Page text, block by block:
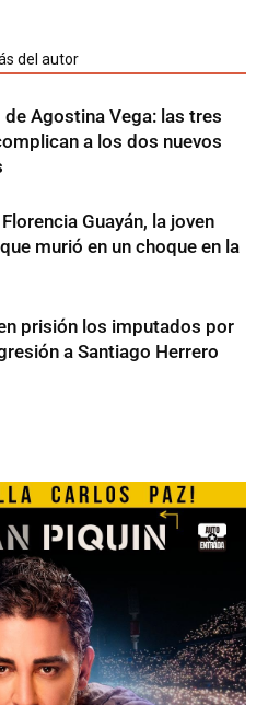
del autor
Agostina Vega: las tres
a los dos nuevos
Guayán, la joven
murió en un choque en la
prisión los imputados por
a Santiago Herrero